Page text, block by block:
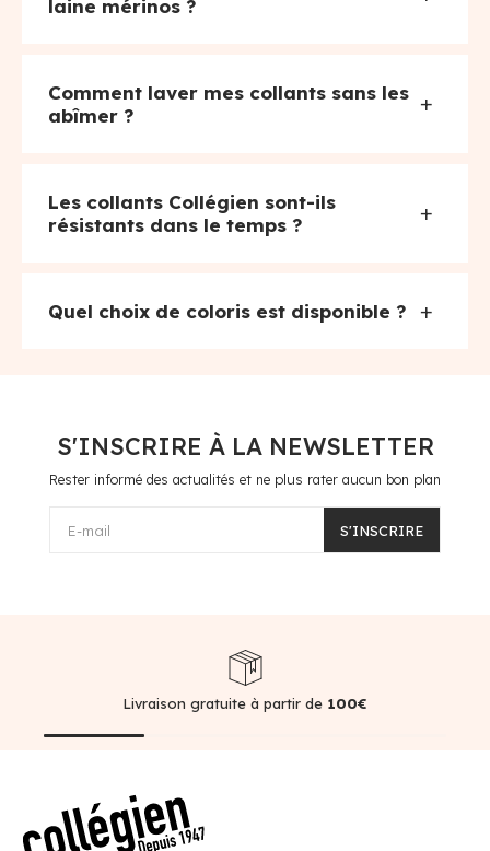
laine mérinos ?
Comment laver mes collants sans les
abîmer ?
+
Les collants Collégien sont-ils
résistants dans le temps ?
+
Quel choix de coloris est disponible ? +
S'INSCRIRE À LA NEWSLETTER
Rester informé des actualités et ne plus rater aucun bon plan
E-mail S'INSCRIRE
Livraison gratuite à partir de 100€